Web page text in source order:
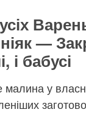
—
і бабусі
малина у